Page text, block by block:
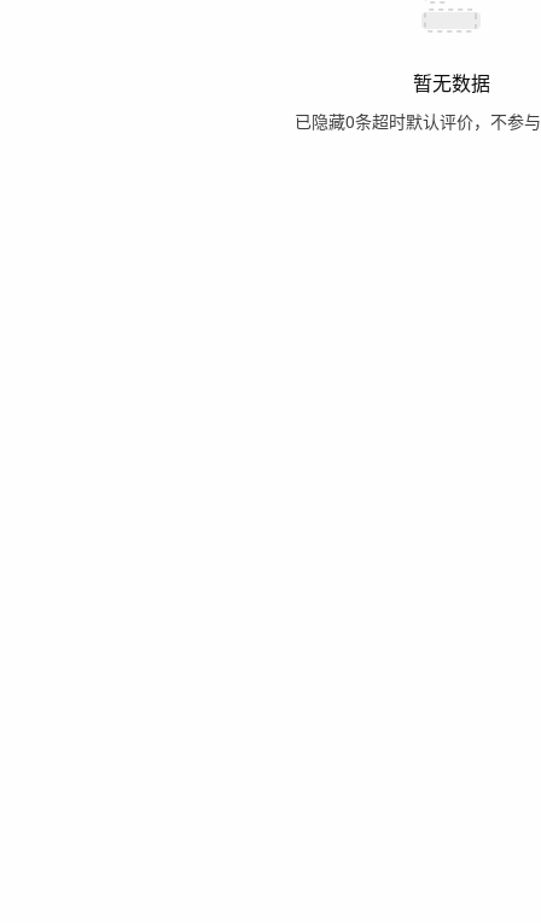
暂无数据
已隐藏0条超时默认评价，不参